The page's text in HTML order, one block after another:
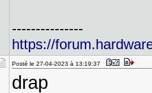
---------------
https://
Posté le 27-04-2023 à 13:19:37
drap